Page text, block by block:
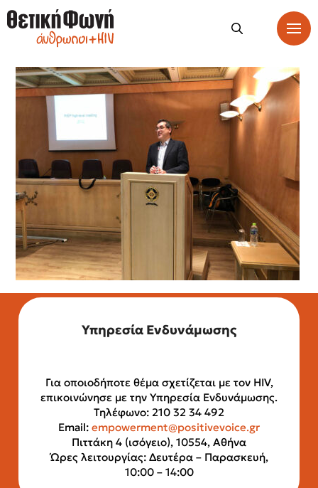
Υπηρεσία Ενδυνάμωσης
Για οποιοδήποτε θέμα σχετίζεται με τον HIV,
επικοινώνησε με την Υπηρεσία Ενδυνάμωσης.
Τηλέφωνο: 210 32 34 492
Email: empowerment@positivevoice.gr
Πιττάκη 4 (ισόγειο), 10554, Αθήνα
Ώρες λειτουργίας: Δευτέρα – Παρασκευή,
10:00 – 14:00